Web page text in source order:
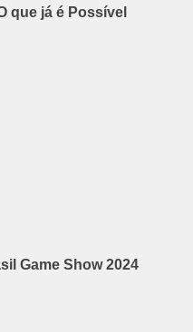
que já é Possível
Game Show 2024